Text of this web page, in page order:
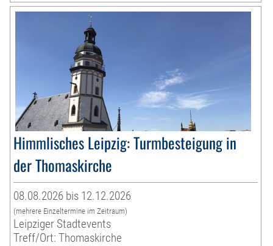
Himmlisches Leipzig: Turmbesteigung in
der Thomaskirche
08.08.2026 bis 12.12.2026
(mehrere Einzeltermine im Zeitraum)
Leipziger Stadtevents
Treff/Ort: Thomaskirche